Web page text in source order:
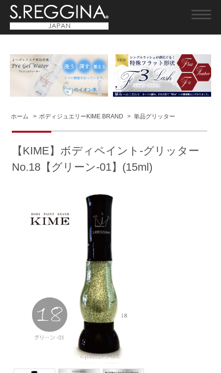
ホーム > ボディジュエリーKIME BRAND > 単品グリッター
【KIME】ボディペイント-グリッター
No.18【グリーン-01】(15ml)